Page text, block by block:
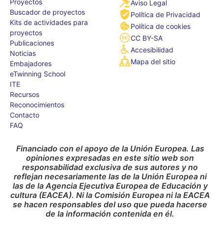
Proyectos
Buscador de proyectos
Kits de actividades para
proyectos
Publicaciones
Noticias
Embajadores
eTwinning School
ITE
Recursos
Reconocimientos
Contacto
FAQ
Aviso Legal
Política de Privacidad
Política de cookies
CC BY-SA
Accesibilidad
Mapa del sitio
Financiado con el apoyo de la Unión Europea. Las
opiniones expresadas en este sitio web son
responsabilidad exclusiva de sus autores y no
reflejan necesariamente las de la Unión Europea ni
las de la Agencia Ejecutiva Europea de Educación y
cultura (EACEA). Ni la Comisión Europea ni la EACEA
se hacen responsables del uso que pueda hacerse
de la información contenida en él.